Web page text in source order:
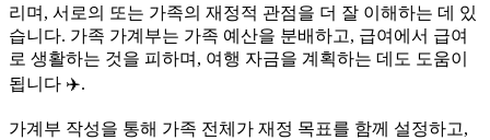
리며, 서로의 또는 가족의 재정적 관점을 더 잘 이해하는 데 있
습니다. 가족 가계부는 가족 예산을 분배하고, 급여에서 급여
로 생활하는 것을 피하며, 여행 자금을 계획하는 데도 도움이
됩니다 ✈️.
가계부 작성을 통해 가족 전체가 재정 목표를 함께 설정하고,